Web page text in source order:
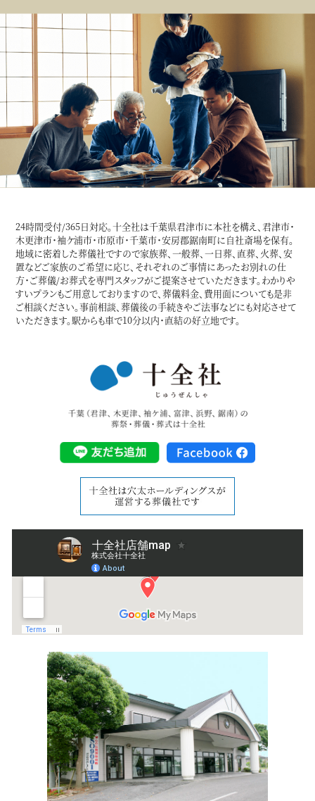
24時間受付/365日対応。十全社は千葉県君津市に本社を構え、君津市・
木更津市・袖ケ浦市・市原市・千葉市・安房郡鋸南町に自社斎場を保有。
地域に密着した葬儀社ですので家族葬、一般葬、一日葬、直葬、火葬、安
置などご家族のご希望に応じ、それぞれのご事情にあったお別れの仕
方・ご葬儀/お葬式を専門スタッフがご提案させていただきます。わかりや
すいプランもご用意しておりますので、葬儀料金、費用面についても是非
ご相談ください。事前相談、葬儀後の手続きやご法事などにも対応させて
いただきます。駅からも車で10分以内・直結の好立地です。